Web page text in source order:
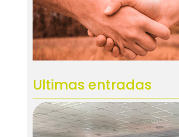
Ultimas entradas